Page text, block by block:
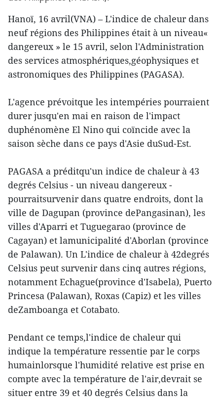
Hanoï, 16 avril(VNA) – L'indice de chaleur dans
neuf régions des Philippines était à un niveau«
dangereux » le 15 avril, selon l'Administration
des services atmosphériques,géophysiques et
astronomiques des Philippines (PAGASA).
L'agence prévoitque les intempéries pourraient
durer jusqu'en mai en raison de l'impact
duphénomène El Nino qui coïncide avec la
saison sèche dans ce pays d'Asie duSud-Est.
PAGASA a préditqu'un indice de chaleur à 43
degrés Celsius - un niveau dangereux -
pourraitsurvenir dans quatre endroits, dont la
ville de Dagupan (province dePangasinan), les
villes d'Aparri et Tuguegarao (province de
Cagayan) et lamunicipalité d'Aborlan (province
de Palawan). Un L'indice de chaleur à 42degrés
Celsius peut survenir dans cinq autres régions,
notamment Echague(province d'Isabela), Puerto
Princesa (Palawan), Roxas (Capiz) et les villes
deZamboanga et Cotabato.
Pendant ce temps,l'indice de chaleur qui
indique la température ressentie par le corps
humainlorsque l'humidité relative est prise en
compte avec la température de l'air,devrait se
situer entre 39 et 40 degrés Celsius dans la